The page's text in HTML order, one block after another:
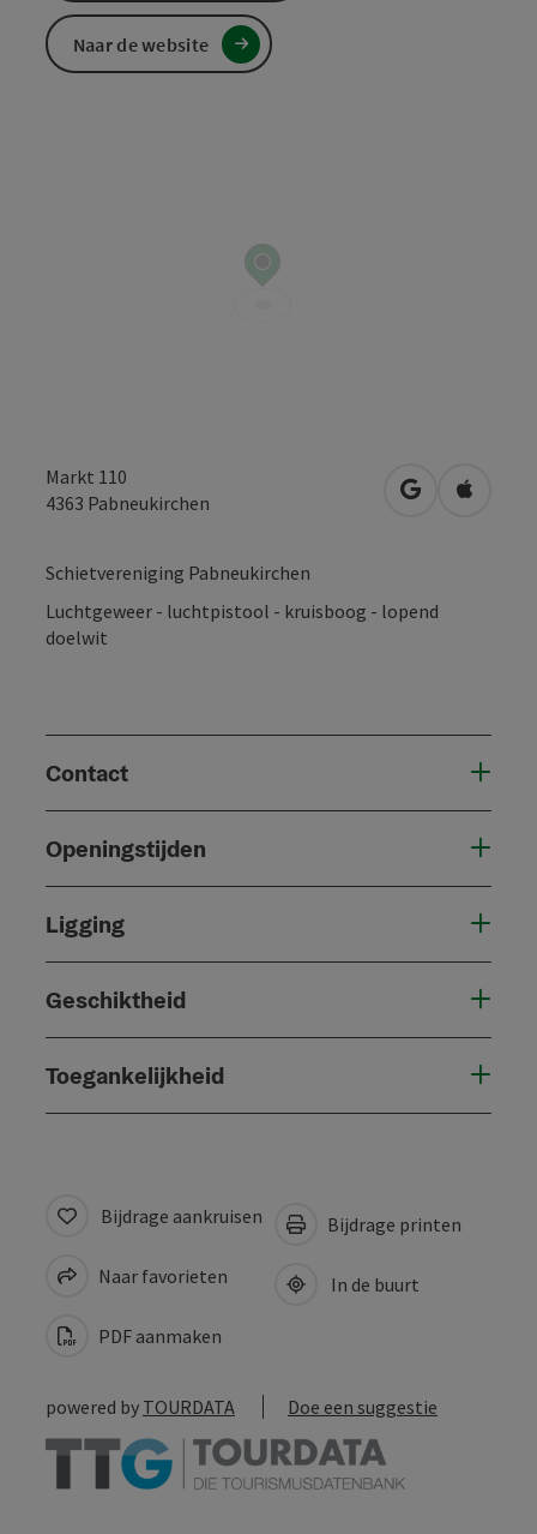
Markt 110
4363 Pabneukirchen Openen in
Schietvereniging Pabneukirchen
Luchtgeweer - luchtpistool - kruisboog - lopend
doelwit
Contact
Openingstijden
Ligging
Geschiktheid
Toegankelijkheid
Naar de website
Bijdrage aankruisen
Naar favorieten
PDF aanmaken
Bijdrage printen
In de buurt
powered by TOURDATA Doe een suggestie